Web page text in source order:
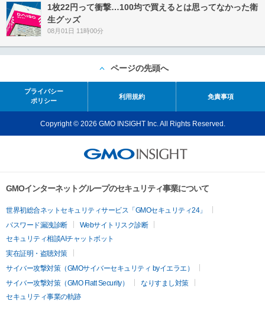
1枚22円って衝撃…100均で買えるとは思ってなかった衛
生グッズ
08月01日 11時00分
ページの先頭へ
プライバシー
ポリシー
利用規約 免責事項
Copyright © 2026 GMO INSIGHT Inc. All Rights Reserved.
GMOインターネットグループのセキュリティ事業について
世界初総合ネットセキュリティサービス「GMOセキュリティ24」
パスワード漏洩診断
Webサイトリスク診断
セキュリティ相談AIチャットボット
実在証明・盗聴対策
サイバー攻撃対策（GMOサイバーセキュリティ byイエラエ）
サイバー攻撃対策（GMO Flatt Security）
なりすまし対策
セキュリティ事業の軌跡